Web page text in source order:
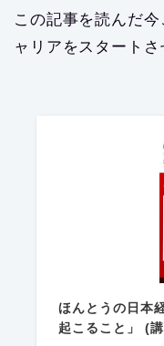
この記事を読んだ
ャリアをスタートさ
ほんとうの日本
起こること」 (